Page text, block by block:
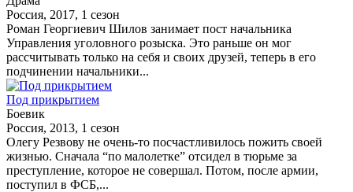
Россия, 2017, 1 сезон
Роман Георгиевич Шилов занимает пост начальника
Управления уголовного розыска. Это раньше он мог
рассчитывать только на себя и своих друзей, теперь в его
подчинении начальники...
Под прикрытием
Боевик
Россия, 2013, 1 сезон
Олегу Резвову не очень-то посчастливилось пожить своей
жизнью. Сначала “по малолетке” отсидел в тюрьме за
преступление, которое не совершал. Потом, после армии,
поступил в ФСБ,...